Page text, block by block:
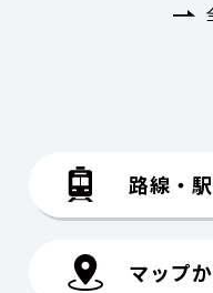
路線・
マップ